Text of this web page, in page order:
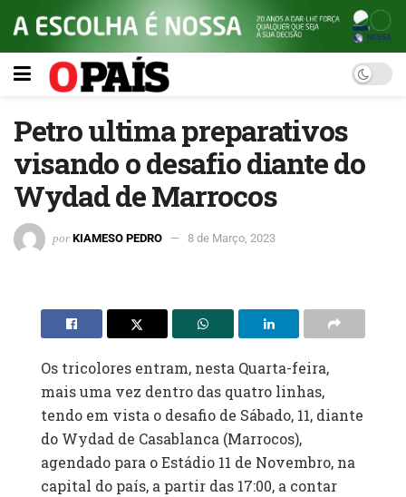
Petro ultima preparativos
visando o desafio diante do
Wydad de Marrocos
por KIAMESO PEDRO 8 de Março, 2023
Os tricolores entram, nesta Quarta-feira,
mais uma vez dentro das quatro linhas,
tendo em vista o desafio de Sábado, 11, diante
do Wydad de Casablanca (Marrocos),
agendado para o Estádio 11 de Novembro, na
capital do país, a partir das 17:00, a contar